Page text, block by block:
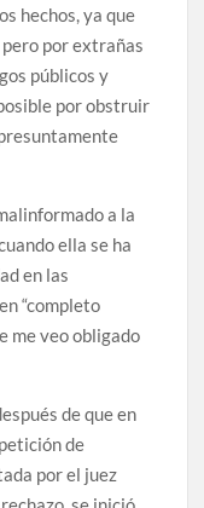
hechos, ya que
por extrañas
públicos y
por obstruir
a la
ella se ha
en las
“completo
me veo obligado
de que en
de
por el juez